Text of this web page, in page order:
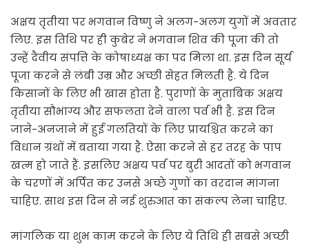
अक्षय तृतीया पर भगवान विष्णु ने अलग-अलग युगों में अवतार
लिए. इस तिथि पर ही कुबेर ने भगवान शिव की पूजा की तो
उन्हें दैवीय संपत्ति के कोषाध्यक्ष का पद मिला था. इस दिन सूर्य
पूजा करने से लंबी उम्र और अच्छी सेहत मिलती है. ये दिन
किसानों के लिए भी खास होता है. पुराणों के मुताबिक अक्षय
तृतीया सौभाग्य और सफलता देने वाला पर्व भी है. इस दिन
जाने-अनजाने में हुई गलतियों के लिए प्रायश्चित करने का
विधान ग्रंथों में बताया गया है. ऐसा करने से हर तरह के पाप
खत्म हो जाते हैं. इसलिए अक्षय पर्व पर बुरी आदतों को भगवान
के चरणों में अर्पित कर उनसे अच्छे गुणों का वरदान मांगना
चाहिए. साथ इस दिन से नई शुरुआत का संकल्प लेना चाहिए.
मांगलिक या शुभ काम करने के लिए ये तिथि ही सबसे अच्छी